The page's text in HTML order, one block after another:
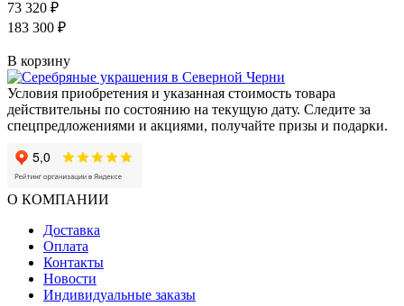
73 320 ₽
183 300 ₽
В корзину
Условия приобретения и указанная стоимость товара
действительны по состоянию на текущую дату. Следите за
спецпредложениями и акциями, получайте призы и подарки.
О КОМПАНИИ
Доставка
Оплата
Контакты
Новости
Индивидуальные заказы